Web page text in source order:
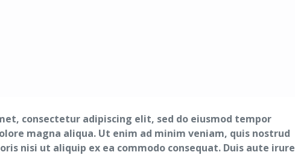
consectetur adipiscing elit, sed do eiusmod tempor
magna aliqua. Ut enim ad minim veniam, quis nostrud
nisi ut aliquip ex ea commodo consequat. Duis aute irure